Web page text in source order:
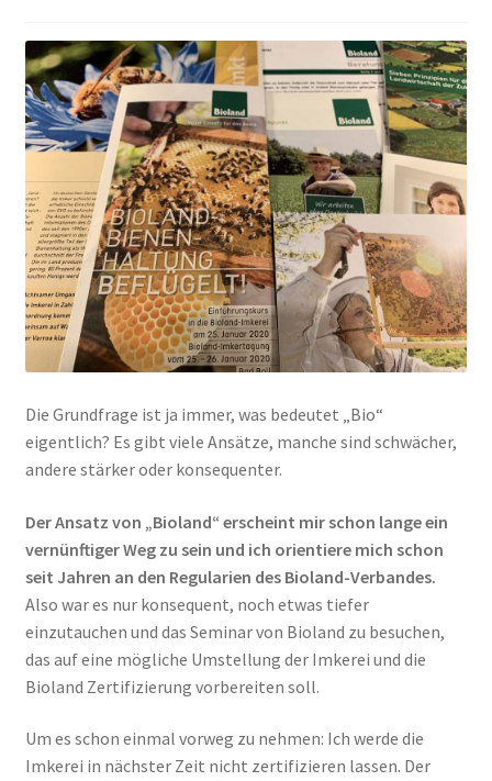
Die Grundfrage ist ja immer, was bedeutet „Bio“
eigentlich? Es gibt viele Ansätze, manche sind schwächer,
andere stärker oder konsequenter.
Der Ansatz von „Bioland“ erscheint mir schon lange ein
vernünftiger Weg zu sein und ich orientiere mich schon
seit Jahren an den Regularien des Bioland-Verbandes.
Also war es nur konsequent, noch etwas tiefer
einzutauchen und das Seminar von Bioland zu besuchen,
das auf eine mögliche Umstellung der Imkerei und die
Bioland Zertifizierung vorbereiten soll.
Um es schon einmal vorweg zu nehmen: Ich werde die
Imkerei in nächster Zeit nicht zertifizieren lassen. Der